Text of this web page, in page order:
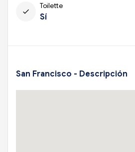
check
Toilette
Sí
San Francisco - Descripción